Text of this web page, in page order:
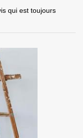
qui est toujours